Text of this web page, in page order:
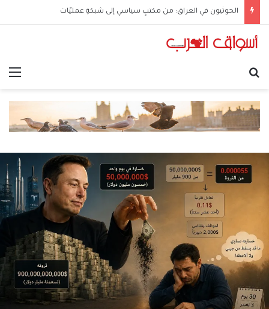
الحوثيون في العراق: من مكتبٍ سياسي إلى شبكةِ عمليّات